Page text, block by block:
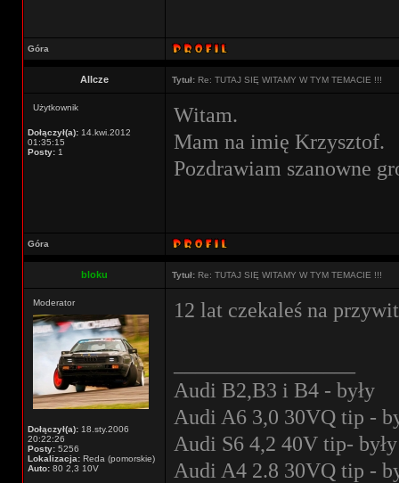
Góra
Allcze Tytuł: Re: TUTAJ SIĘ WITAMY W TYM TEMACIE !!!
Użytkownik
Dołączył(a): 14.kwi.2012
01:35:15
Posty: 1
Witam.
Mam na imię Krzysztof.
Pozdrawiam szanowne
Góra
bloku Tytuł: Re: TUTAJ SIĘ WITAMY W TYM TEMACIE !!!
Moderator
Dołączył(a): 18.sty.2006
20:22:26
Posty: 5256
Lokalizacja: Reda (pomorskie)
Auto: 80 2,3 10V
12 lat czekaleś na
Audi B2,B3 i B4 - były
Audi A6 3,0 30VQ tip -
Audi S6 4,2 40V tip- były
Audi A4 2.8 30VQ tip -